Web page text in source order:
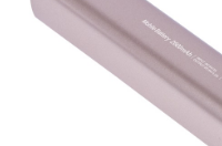
る、スリムなモバイ
メーカー希望小売価格：
+ 税
スマートフォンが約1回充電